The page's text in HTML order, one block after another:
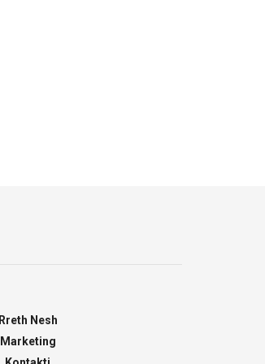
Rreth Nesh
Marketing